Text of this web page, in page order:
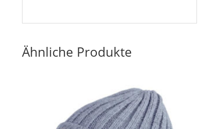
Ähnliche Produkte